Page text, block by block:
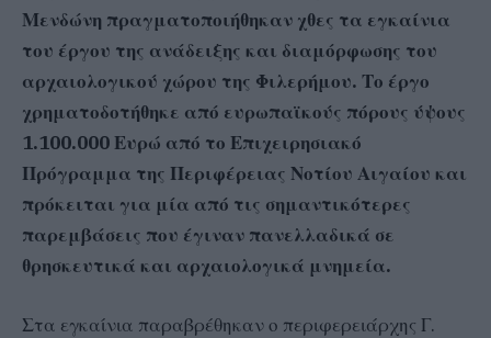
Μενδώνη πραγματοποιήθηκαν χθες τα εγκαίνια
του έργου της ανάδειξης και διαμόρφωσης του
αρχαιολογικού χώρου της Φιλερήμου. Το έργο
χρηματοδοτήθηκε από ευρωπαϊκούς πόρους ύψους
1.100.000 Ευρώ από το Επιχειρησιακό
Πρόγραμμα της Περιφέρειας Νοτίου Αιγαίου και
πρόκειται για μία από τις σημαντικότερες
παρεμβάσεις που έγιναν πανελλαδικά σε
θρησκευτικά και αρχαιολογικά μνημεία.
Στα εγκαίνια παραβρέθηκαν ο περιφερειάρχης Γ.